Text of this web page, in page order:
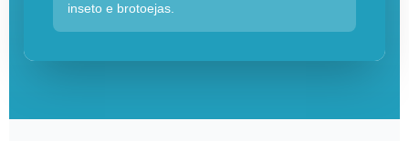
inseto e brotoejas.